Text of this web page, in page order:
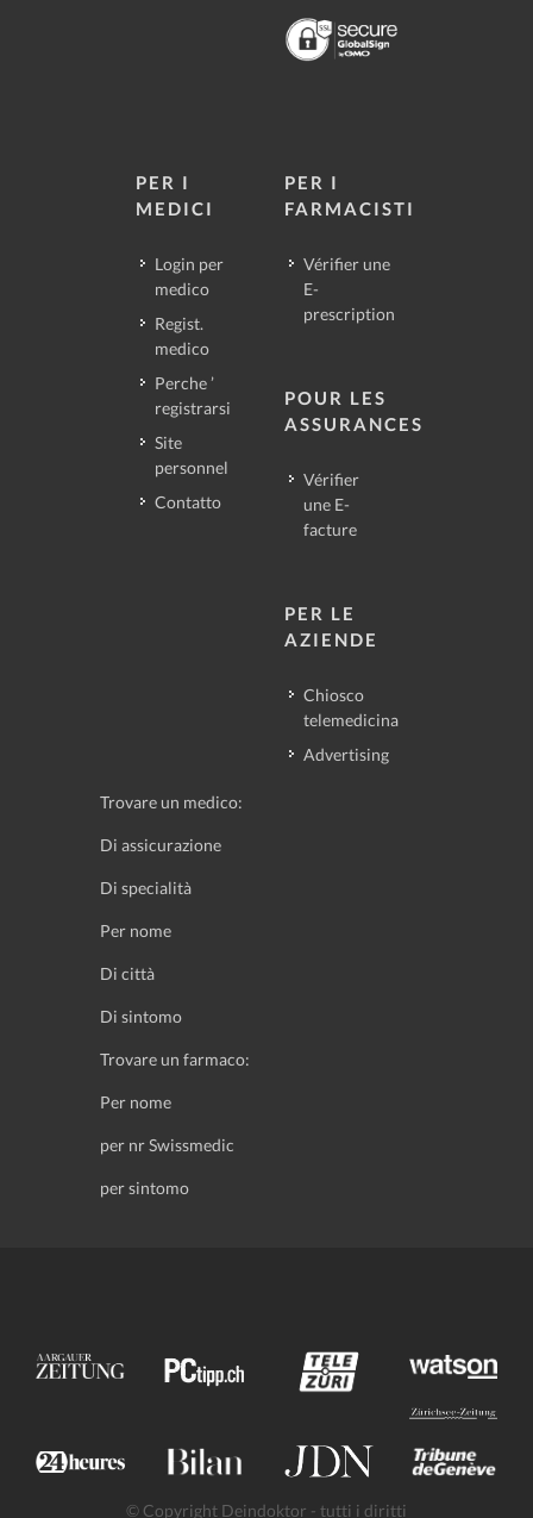
PER I
MEDICI
Login per
medico
Regist.
medico
Perche ’
registrarsi
Site
personnel
Contatto
PER I
FARMACISTI
Vérifier une
E-
prescription
POUR LES
ASSURANCES
Vérifier
une E-
facture
PER LE
AZIENDE
Chiosco
telemedicina
Advertising
Trovare un medico:
Di assicurazione
Di specialità
Per nome
Di città
Di sintomo
Trovare un farmaco:
Per nome
per nr Swissmedic
per sintomo
© Copyright Deindoktor - tutti i diritti